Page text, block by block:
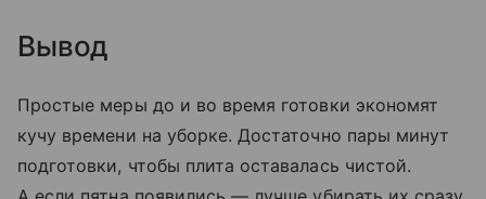
Вывод
Простые меры до и во время готовки экономят
кучу времени на уборке. Достаточно пары минут
подготовки, чтобы плита оставалась чистой.